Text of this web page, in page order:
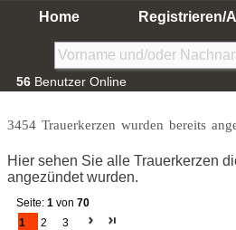
Home Registrieren/
56 Benutzer Online
3454 Trauerkerzen wurden bereits
Hier sehen Sie alle Trauerkerzen
angezündet wurden.
Seite: 1 von 70
1
2 3